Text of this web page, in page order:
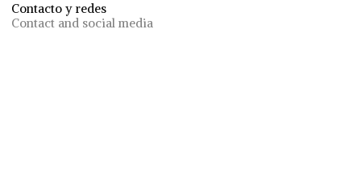
Contacto y redes
Contact and social media